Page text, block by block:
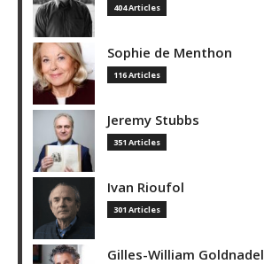
404 Articles
Sophie de Menthon
116 Articles
Jeremy Stubbs
351 Articles
Ivan Rioufol
301 Articles
Gilles-William Goldnadel